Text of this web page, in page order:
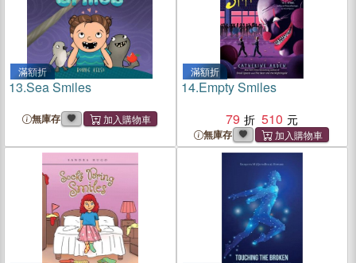
滿額折
13.Sea Smiles
無庫存
滿額折
14.Empty Smiles
79
510
無庫存